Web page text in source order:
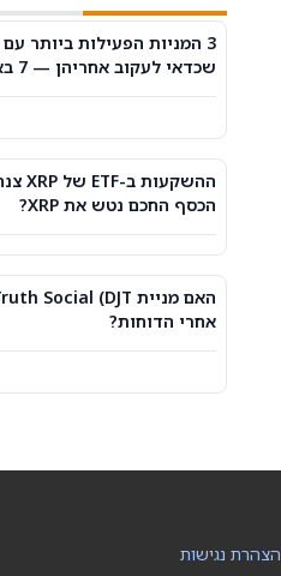
3 תעודות הסל הטובות
לפי אנליסט ה-AI – 8/7/2026
שדוח תעסוקה מאכזב
הריבית
מניות מחשוב קוונטי
בוחנת הגדלת המימון ב-68%
היום, 7.8.26
האם העסקה בבריטניה
3 המניות הפעילות ביותר
שכדאי לעקוב אחריהן — 7 באוגוסט 2026
הכסף החכם נטש את XRP?
אחרי הדוחות?
הצהרת נגישות